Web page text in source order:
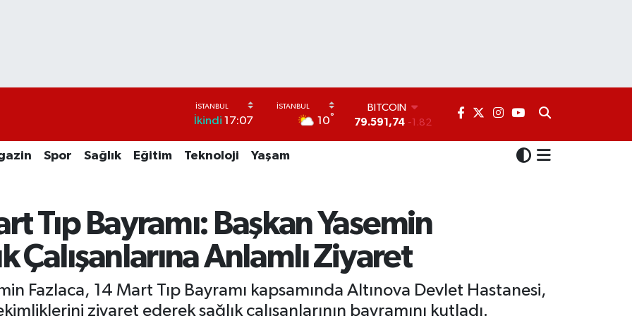
İkindi 17:07 10°
DOLAR
45,43620 0.02
6862,09000
BİST100
BITCOIN
79.591,74
-1.82
Spor Sağlık Eğitim Teknoloji Yaşam
Tıp Bayramı: Başkan Yasemin
Çalışanlarına Anlamlı Ziyaret
Fazlaca, 14 Mart Tıp Bayramı kapsamında Altınova Devlet Hastanesi,
ziyaret ederek sağlık çalışanlarının bayramını kutladı.